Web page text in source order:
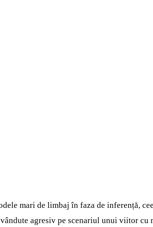
mari de limbaj în faza de inferență,
agresiv pe scenariul unui viitor cu